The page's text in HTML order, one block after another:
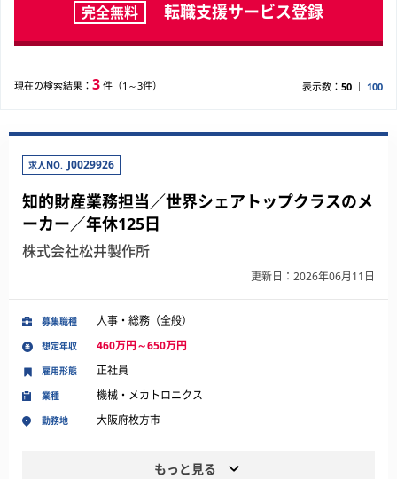
完全無料 転職支援サービス登録
現在の検索結果： 3 件（1～3件） 表示数： 50 100
求人NO. J0029926
知的財産業務担当／世界シェアトップクラスのメ
ーカー／年休125日
株式会社松井製作所
更新日：2026年06月11日
募集職種 人事・総務（全般）
想定年収 460万円～650万円
業種 機械・メカトロニクス
勤務地 大阪府枚方市
雇用形態 正社員
もっと見る